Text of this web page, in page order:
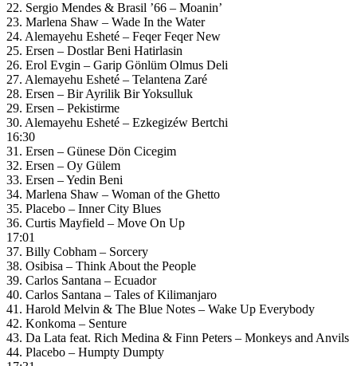
22. Sergio Mendes & Brasil ’66 – Moanin’
23. Marlena Shaw – Wade In the Water
24. Alemayehu Esheté – Feqer Feqer New
25. Ersen – Dostlar Beni Hatirlasin
26. Erol Evgin – Garip Gönlüm Olmus Deli
27. Alemayehu Esheté – Telantena Zaré
28. Ersen – Bir Ayrilik Bir Yoksulluk
29. Ersen – Pekistirme
30. Alemayehu Esheté – Ezkegizéw Bertchi
16:30
31. Ersen – Günese Dön Cicegim
32. Ersen – Oy Gülem
33. Ersen – Yedin Beni
34. Marlena Shaw – Woman of the Ghetto
35. Placebo – Inner City Blues
36. Curtis Mayfield – Move On Up
17:01
37. Billy Cobham – Sorcery
38. Osibisa – Think About the People
39. Carlos Santana – Ecuador
40. Carlos Santana – Tales of Kilimanjaro
41. Harold Melvin & The Blue Notes – Wake Up Everybody
42. Konkoma – Senture
43. Da Lata feat. Rich Medina & Finn Peters – Monkeys and Anvils
44. Placebo – Humpty Dumpty